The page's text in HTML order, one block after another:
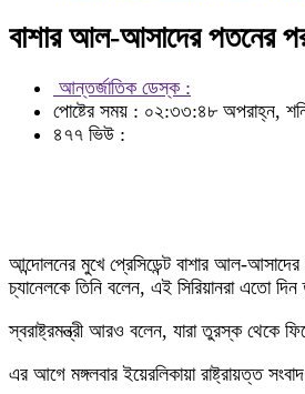
বাশার আল-আসাদের পতনের পর
আন্তর্জাতিক ডেস্ক :
পোষ্টের সময় : ০২:৩৩:৪৮ অপরাহ্ন,
৪৭৭ ভিউ :
আন্দোলনের মুখে প্রেসিডেন্ট বাশার আল-
চ্যানেলকে তিনি বলেন, এই সিরিয়ানরা এতো
স্বরাষ্ট্রমন্ত্রী আরও বলেন, যারা তুরস্ক থেকে
এর আগে মঙ্গলবার ইয়েরলিকায়া রাষ্ট্রায়ত্ত